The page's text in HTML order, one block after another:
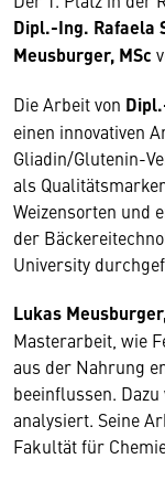
Dipl.-Ing. Rafaela
Meusburger, MSc
Die Arbeit von
einen innovativen
Gliadin/Glutenin-
als
Weizensorten und
der
University
Lukas
Masterarbeit, wie
aus der Nahrung
beeinﬂussen.
analysiert. Seine
Fakultät für